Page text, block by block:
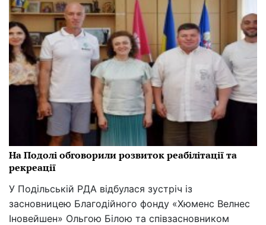
На Подолі обговорили розвиток реабілітації та
рекреації
У Подільській РДА відбулася зустріч із
засновницею Благодійного фонду «Хюменс Велнес
Іновейшен» Ольгою Білою та співзасновником